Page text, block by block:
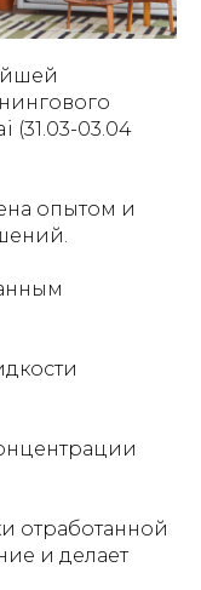
(31.03-03.04
опытом и
отработанной
и делает